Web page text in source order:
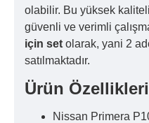
olabilir. Bu yüksek
güvenli ve verimli
için set olarak, yani 2
satılmaktadır.
Ürün Özellikleri
Nissan Primera